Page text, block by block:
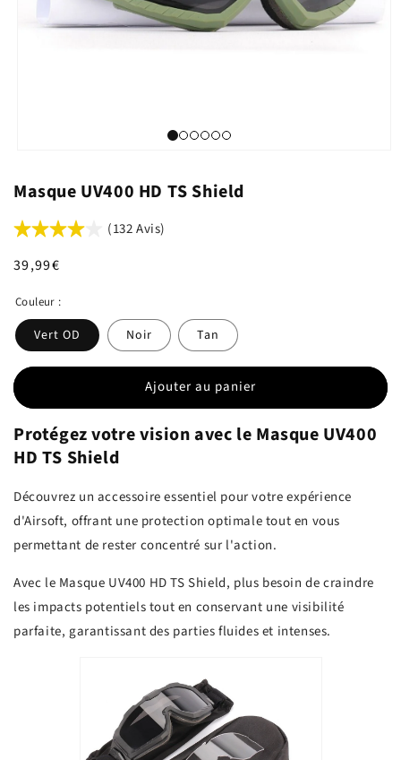
Masque UV400 HD TS Shield
(132 Avis)
Prix
39,99€
Couleur :
Vert OD Noir Tan
Ajouter au panier
Protégez votre vision avec le Masque UV400
HD TS Shield
Découvrez un accessoire essentiel pour votre expérience
d'Airsoft, offrant une protection optimale tout en vous
permettant de rester concentré sur l'action.
Avec le Masque UV400 HD TS Shield, plus besoin de craindre
les impacts potentiels tout en conservant une visibilité
parfaite, garantissant des parties fluides et intenses.